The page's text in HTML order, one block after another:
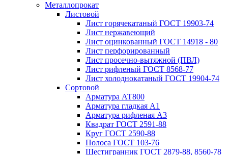
Металлопрокат
Листовой
Лист горячекатаный ГОСТ 19903-74
Лист нержавеющий
Лист оцинкованный ГОСТ 14918 - 80
Лист перфорированный
Лист просечно-вытяжной (ПВЛ)
Лист рифленый ГОСТ 8568-77
Лист холоднокатаный ГОСТ 19904-74
Сортовой
Арматура АТ800
Арматура гладкая А1
Арматура рифленая А3
Квадрат ГОСТ 2591-88
Круг ГОСТ 2590-88
Полоса ГОСТ 103-76
Шестигранник ГОСТ 2879-88, 8560-78